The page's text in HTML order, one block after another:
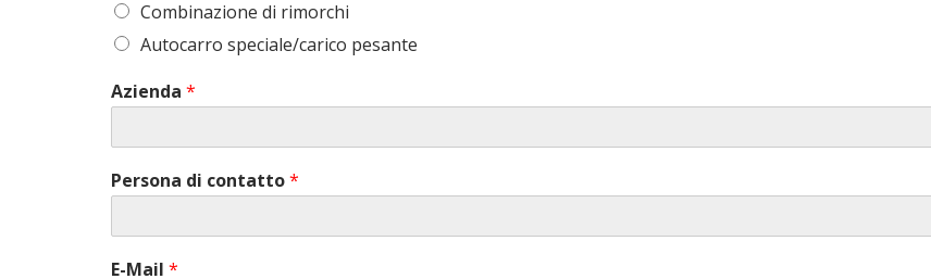
Combinazione di rimorchi
Autocarro speciale/carico pesante
Azienda *
Persona di contatto*
E-Mail *